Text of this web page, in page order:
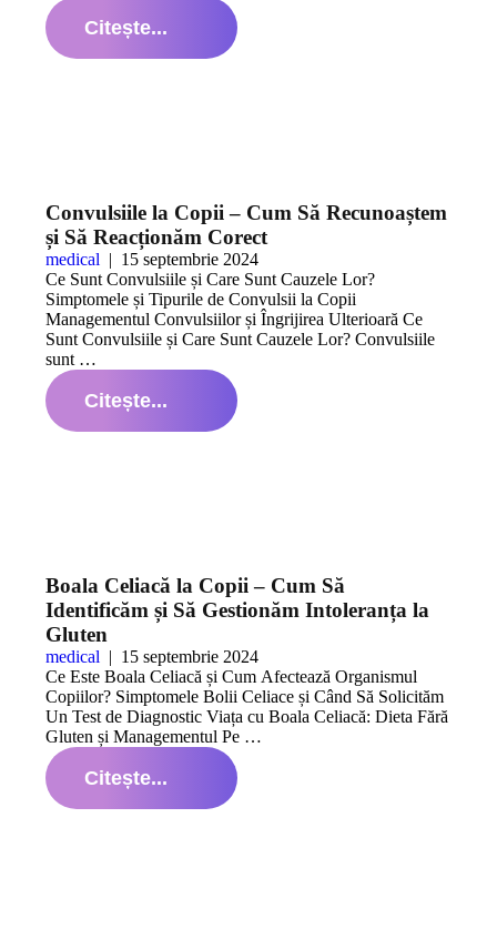
Citește...
Convulsiile la Copii – Cum Să Recunoaștem
și Să Reacționăm Corect
medical | 15 septembrie 2024
Ce Sunt Convulsiile și Care Sunt Cauzele Lor?
Simptomele și Tipurile de Convulsii la Copii
Managementul Convulsiilor și Îngrijirea Ulterioară Ce
Sunt Convulsiile și Care Sunt Cauzele Lor? Convulsiile
sunt …
Citește...
Boala Celiacă la Copii – Cum Să
Identificăm și Să Gestionăm Intoleranța la
Gluten
medical | 15 septembrie 2024
Ce Este Boala Celiacă și Cum Afectează Organismul
Copiilor? Simptomele Bolii Celiace și Când Să Solicităm
Un Test de Diagnostic Viața cu Boala Celiacă: Dieta Fără
Gluten și Managementul Pe …
Citește...